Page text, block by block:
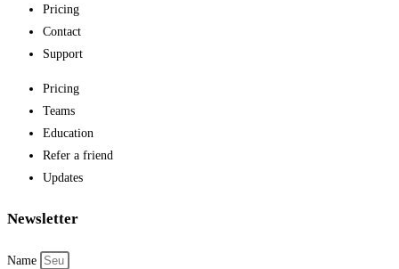
Pricing
Contact
Support
Pricing
Teams
Education
Refer a friend
Updates
Newsletter
Name